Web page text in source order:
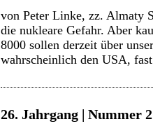
von Peter Linke, zz. Almaty
die nukleare Gefahr. Aber
8000 sollen derzeit über
wahrscheinlich den USA,
26. Jahrgang | Nummer